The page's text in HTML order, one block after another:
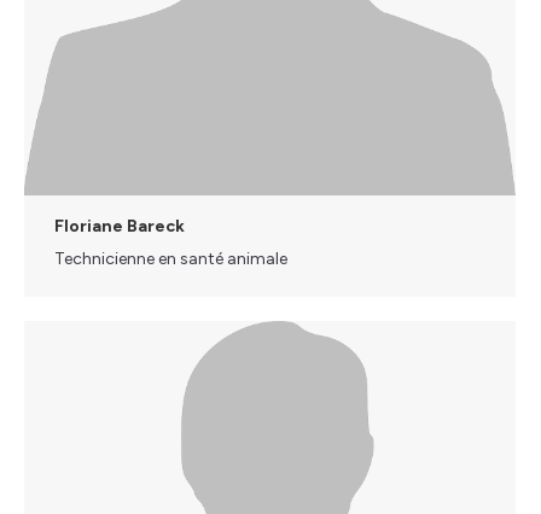
Floriane Bareck
Technicienne en santé animale